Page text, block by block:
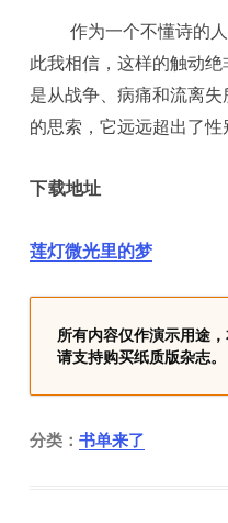
作为一个不懂诗的人
此我相信，这样的触动
是从战争、病痛和流离
的思索，它远远超出了性
下载地址
莲灯微光里的梦
所有内容仅作演示用途
请支持购买纸质版杂志。
分类：书单来了